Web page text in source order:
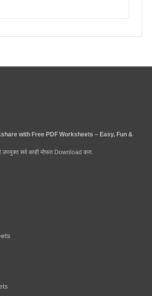
with Free PDF Worksheets – Easy, Fun &
उपयुक्त सर्व काही मोफत Download करा.